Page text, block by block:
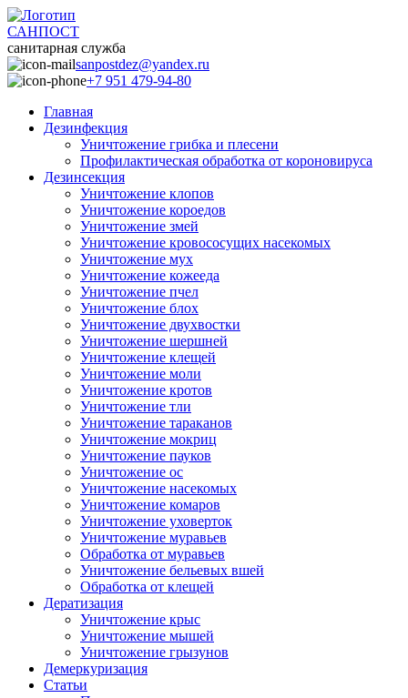
САНПОСТ
санитарная служба
sanpostdez@yandex.ru
+7 951 479-94-80
Главная
Дезинфекция
Уничтожение грибка и плесени
Профилактическая обработка от короновируса
Дезинсекция
Уничтожение клопов
Уничтожение короедов
Уничтожение змей
Уничтожение кровососущих насекомых
Уничтожение мух
Уничтожение кожееда
Уничтожение пчел
Уничтожение блох
Уничтожение двухвостки
Уничтожение шершней
Уничтожение клещей
Уничтожение моли
Уничтожение кротов
Уничтожение тли
Уничтожение тараканов
Уничтожение мокриц
Уничтожение пауков
Уничтожение ос
Уничтожение насекомых
Уничтожение комаров
Уничтожение уховерток
Уничтожение муравьев
Обработка от муравьев
Уничтожение бельевых вшей
Обработка от клещей
Дератизация
Уничтожение крыс
Уничтожение мышей
Уничтожение грызунов
Демеркуризация
Статьи